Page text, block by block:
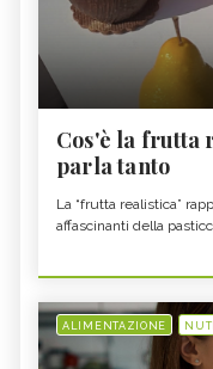
Cos'è la frutta
parla tanto
La “frutta realistica”
affascinanti della
ALIMENTAZIONE